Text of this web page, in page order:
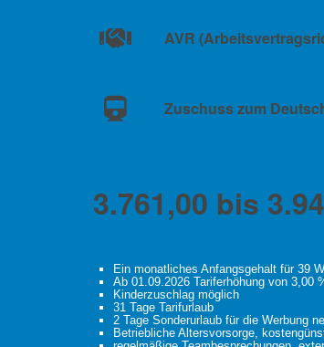
AVR
Zuschuss zum
3.761,00 bis
Ein monatliches Anfangsgehalt für 39
Ab 01.09.2026 Tariferhöhung von 3,00
Kinderzuschlag möglich
31 Tage Tarifurlaub
2 Tage Sonderurlaub für die Werbung
Betriebliche Altersvorsorge,